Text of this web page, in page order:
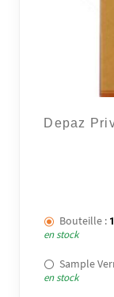
Depaz
Bouteille :
en stock
Sample
en stock